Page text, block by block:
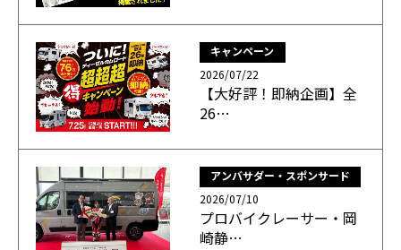
キャンペーン
2026/07/22
【大好評！即納企画】全
26…
アンバサダー・スポンサード
2026/07/10
プロバイクレーサー・岡
崎静…